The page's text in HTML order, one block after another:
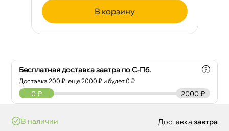
корзину
Бесплатная доставка завтра по С-Пб.
Доставка200 ₽, еще2000 ₽ и будет 0 ₽
?
2000 ₽
0 ₽
наличии Доставка завтра